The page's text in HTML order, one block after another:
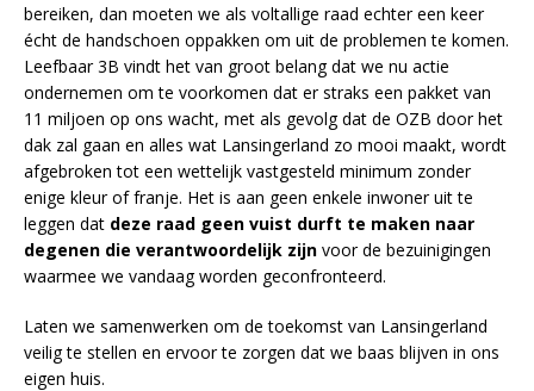
bereiken, dan moeten we als voltallige raad echter een keer
écht de handschoen oppakken om uit de problemen te komen.
Leefbaar 3B vindt het van groot belang dat we nu actie
ondernemen om te voorkomen dat er straks een pakket van
11 miljoen op ons wacht, met als gevolg dat de OZB door het
dak zal gaan en alles wat Lansingerland zo mooi maakt, wordt
afgebroken tot een wettelijk vastgesteld minimum zonder
enige kleur of franje. Het is aan geen enkele inwoner uit te
leggen dat deze raad geen vuist durft te maken naar
degenen die verantwoordelijk zijn voor de bezuinigingen
waarmee we vandaag worden geconfronteerd.
Laten we samenwerken om de toekomst van Lansingerland
veilig te stellen en ervoor te zorgen dat we baas blijven in ons
eigen huis.